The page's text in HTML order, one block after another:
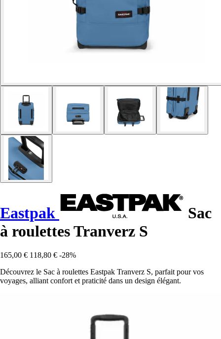
Eastpak
Sac
à roulettes Tranverz S
165,00 € 118,80 € -28%
Découvrez le Sac à roulettes Eastpak Tranverz S, parfait pour vos
voyages, alliant confort et praticité dans un design élégant.